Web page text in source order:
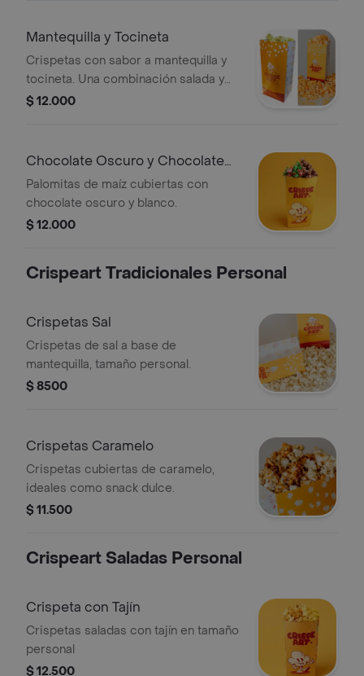
Mantequilla y Tocineta
Crispetas con sabor a mantequilla y
tocineta. Una combinación salada y
crujiente.
$ 12.000
Chocolate Oscuro y Chocolate
Blanco
Palomitas de maíz cubiertas con
chocolate oscuro y blanco.
$ 12.000
Crispeart Tradicionales Personal
Crispetas Sal
Crispetas de sal a base de
mantequilla, tamaño personal.
$ 8500
Crispetas Caramelo
Crispetas cubiertas de caramelo,
ideales como snack dulce.
$ 11.500
Crispeart Saladas Personal
Crispeta con Tajín
Crispetas saladas con tajín en tamaño
personal
$ 12.500